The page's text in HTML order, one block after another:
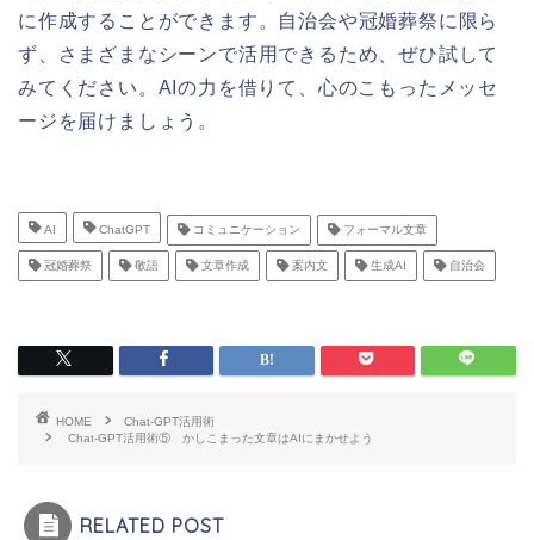
に作成することができます。自治会や冠婚葬祭に限ら
ず、さまざまなシーンで活用できるため、ぜひ試して
みてください。AIの力を借りて、心のこもったメッセ
ージを届けましょう。
AI ChatGPT コミュニケーション フォーマル文章
冠婚葬祭 敬語 文章作成 案内文 生成AI 自治会
HOME
Chat-GPT活用術
Chat-GPT活用術⑤ かしこまった文章はAIにまかせよう
RELATED POST